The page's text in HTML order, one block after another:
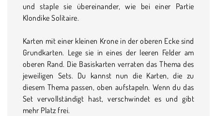
und staple sie übereinander, wie bei einer Partie
Klondike Solitaire.
Karten mit einer kleinen Krone in der oberen Ecke sind
Grundkarten. Lege sie in eines der leeren Felder am
oberen Rand. Die Basiskarten verraten das Thema des
jeweiligen Sets. Du kannst nun die Karten, die zu
diesem Thema passen, oben aufstapeln. Wenn du das
Set vervollständigt hast, verschwindet es und gibt
mehr Platz frei.